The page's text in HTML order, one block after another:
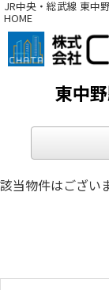
JR中央・総武線 東中
HOME
東中
該当物件はござい